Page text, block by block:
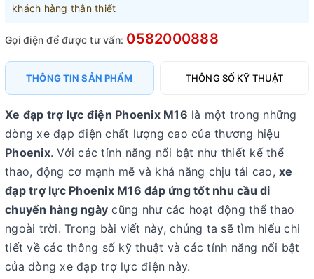
khách hàng thân thiết
Gọi điện để được tư vấn: 0582000888
THÔNG TIN SẢN PHẨM THÔNG SỐ KỸ THUẬT
Xe đạp trợ lực điện Phoenix M16 là một trong những
dòng xe đạp điện chất lượng cao của thương hiệu
Phoenix. Với các tính năng nổi bật như thiết kế thể
thao, động cơ mạnh mẽ và khả năng chịu tải cao, xe
đạp trợ lực Phoenix M16 đáp ứng tốt nhu cầu di
chuyển hàng ngày cũng như các hoạt động thể thao
ngoài trời. Trong bài viết này, chúng ta sẽ tìm hiểu chi
tiết về các thông số kỹ thuật và các tính năng nổi bật
của dòng xe đạp trợ lực điện này.